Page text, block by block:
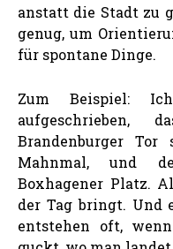
anstatt die Stadt zu
genug, um
für spontane Dinge.
Zum Beispiel:
aufgeschrieben,
Brandenburger
Mahnmal, und
Boxhagener Platz.
der Tag bringt. Und
entstehen oft,